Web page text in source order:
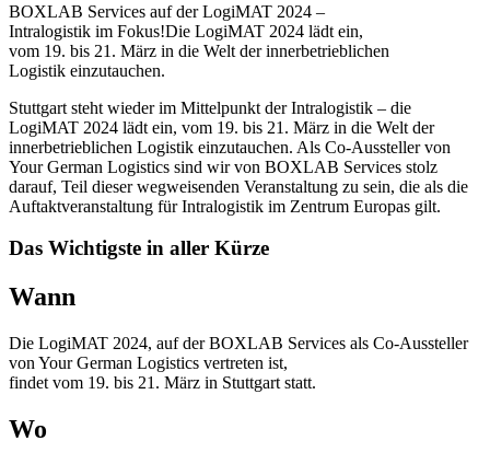
BOXLAB Services auf der LogiMAT 2024 –
Intralogistik im Fokus!Die LogiMAT 2024 lädt ein,
vom 19. bis 21. März in die Welt der innerbetrieblichen
Logistik einzutauchen.
Stuttgart steht wieder im Mittelpunkt der Intralogistik – die
LogiMAT 2024 lädt ein, vom 19. bis 21. März in die Welt der
innerbetrieblichen Logistik einzutauchen. Als Co-Aussteller von
Your German Logistics sind wir von BOXLAB Services stolz
darauf, Teil dieser wegweisenden Veranstaltung zu sein, die als die
Auftaktveranstaltung für Intralogistik im Zentrum Europas gilt.
Das Wichtigste in aller Kürze
Wann
Die LogiMAT 2024, auf der BOXLAB Services als Co-Aussteller
von Your German Logistics vertreten ist,
findet vom 19. bis 21. März in Stuttgart statt.
Wo